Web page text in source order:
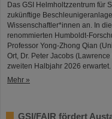
Das GSI Helmholtzzentrum für
zukünftige
Wissenschaftler*innen an. In
renommierten Humboldt-
Professor Yong-Zhong Qian
Ort, Dr. Peter Jacobs
zweiten Halbjahr 2026 erwartet.
Mehr »
GSI/FAIR fördert